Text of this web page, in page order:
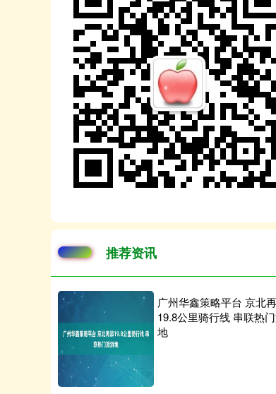
推荐资讯
广州华鑫策略平台 京北
19.8公里骑行线 串联热
地